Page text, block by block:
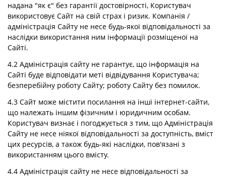
надана "як є" без гарантії достовірності, Користувач
використовує Сайт на свій страх і ризик. Компанія /
адміністрація Сайту не несе будь-якої відповідальності за
наслідки використання ним інформації розміщеної на
Сайті.
4.2 Адміністрація сайту не гарантує, що інформація на
Сайті буде відповідати меті відвідування Користувача;
безперебійну роботу Сайту; роботу Сайту без помилок.
4.3 Сайт може містити посилання на інші інтернет-сайти,
що належать іншим фізичним і юридичним особам.
Користувач визнає і погоджується з тим, що Адміністрація
Сайту не несе ніякої відповідальності за доступність, вміст
цих ресурсів, а також будь-які наслідки, пов'язані з
використанням цього вмісту.
4.4 Адміністрація сайту не несе відповідальності за